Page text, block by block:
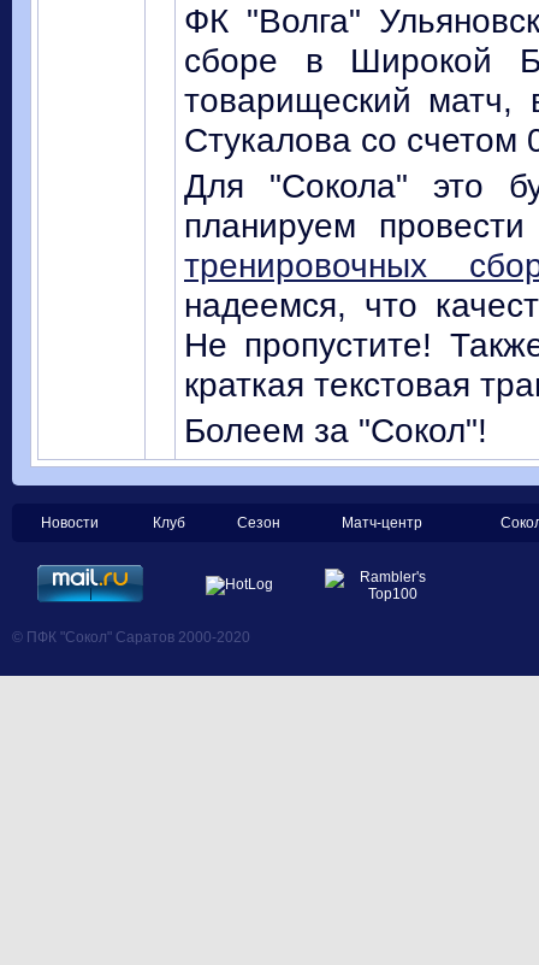
ФК "Волга"
сборе в Широкой
товарищеский матч,
Стукалова со счетом
Для "Сокола" это
планируем
тренировочных
надеемся, что
Не пропустите!
краткая текстовая
Болеем за "Сокол"!
Новости Клуб Сезон Матч-центр
© ПФК "Сокол" Саратов 2000-2020